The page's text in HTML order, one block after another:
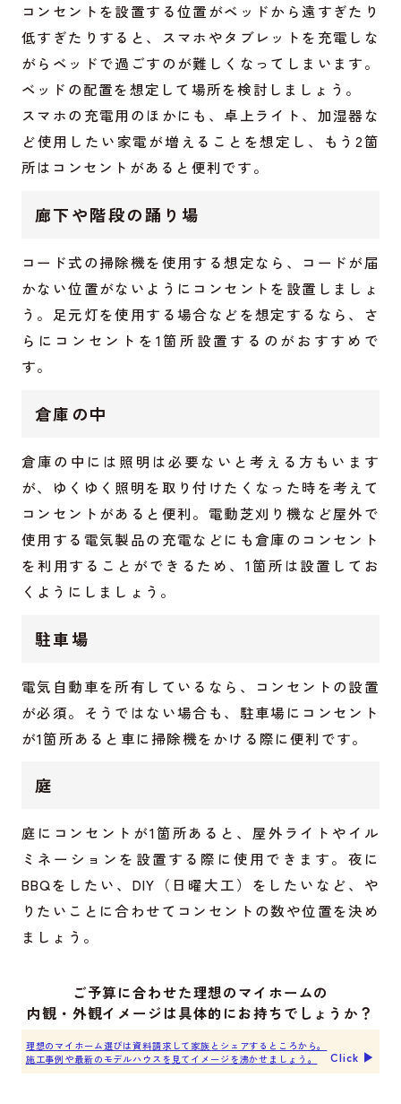
コンセントを設置する位置がベッドから遠すぎたり
低すぎたりすると、スマホやタブレットを充電しな
がらベッドで過ごすのが難しくなってしまいます。
ベッドの配置を想定して場所を検討しましょう。
スマホの充電用のほかにも、卓上ライト、加湿器な
ど使用したい家電が増えることを想定し、もう2箇
所はコンセントがあると便利です。
廊下や階段の踊り場
コード式の掃除機を使用する想定なら、コードが届
かない位置がないようにコンセントを設置しましょ
う。足元灯を使用する場合などを想定するなら、さ
らにコンセントを1箇所設置するのがおすすめで
す。
倉庫の中
倉庫の中には照明は必要ないと考える方もいます
が、ゆくゆく照明を取り付けたくなった時を考えて
コンセントがあると便利。電動芝刈り機など屋外で
使用する電気製品の充電などにも倉庫のコンセント
を利用することができるため、1箇所は設置してお
くようにしましょう。
駐車場
電気自動車を所有しているなら、コンセントの設置
が必須。そうではない場合も、駐車場にコンセント
が1箇所あると車に掃除機をかける際に便利です。
庭
庭にコンセントが1箇所あると、屋外ライトやイル
ミネーションを設置する際に使用できます。夜に
BBQをしたい、DIY（日曜大工）をしたいなど、や
りたいことに合わせてコンセントの数や位置を決め
ましょう。
ご予算に合わせた理想のマイホームの
内観・外観イメージは具体的にお持ちでしょうか？
理想のマイホーム選びは資料請求して家族とシェアするところから。
施工事例や最新のモデルハウスを見てイメージを沸かせましょう。
Click ▶︎